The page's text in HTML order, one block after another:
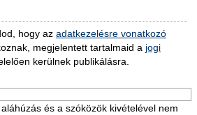
hogy az adatkezelésre vonatkozó
megjelentett tartalmaid a jogi
kerülnek publikálásra.
és a szóközök kivételével nem